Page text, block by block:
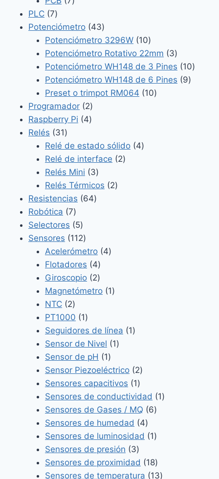
PLC 77
productos
Potenciómetro 4343
productos
Potenciómetro 3296W 1010
productos
Potenciómetro Rotativo 22mm 33
productos
Potenciómetro WH148 de 3 Pines 1010
Potenciómetro WH148 de 6 Pines 99
Preset o trimpot RM064 1010
Programador 22
productos
Raspberry Pi 44
Relés 3131
productos
Relé de estado sólido 44
Relé de interface 22
Relés Mini 33
productos
Relés Térmicos 22
Resistencias 6464
Robótica 77
productos
Selectores 55
productos
Sensores 112112
productos
Acelerómetro 44
Flotadores 44
productos
Giroscopio 22
productos
Magnetómetro 11
NTC 22
productos
PT1000 11
producto
Seguidores de línea 11
Sensor de Nivel 11
Sensor de pH 11
producto
Sensor Piezoeléctrico 22
productos
Sensores capacitivos 11
producto
Sensores de conductividad 11
Sensores de Gases / MQ 66
Sensores de humedad 44
productos
Sensores de luminosidad 11
Sensores de presión 33
productos
Sensores de proximidad 1818
productos
Sensores de temperatura 1313